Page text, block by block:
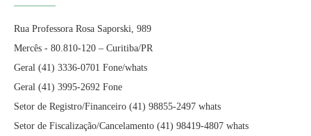
Rua Professora Rosa Saporski, 989
Mercês - 80.810-120 – Curitiba/PR
Geral (41) 3336-0701 Fone/whats
Geral (41) 3995-2692 Fone
Setor de Registro/Financeiro (41) 98855-2497 whats
Setor de Fiscalização/Cancelamento (41) 98419-4807 whats